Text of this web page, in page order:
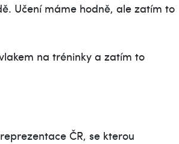
Učení máme hodně, ale zatím to
na tréninky a zatím to
ČR, se kterou